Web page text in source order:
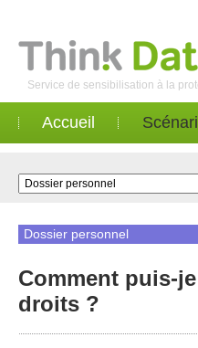
Service de sensibilisation à la
Accueil
Dossier personnel
Comment puis-
droits ?